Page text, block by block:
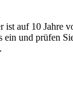
ist auf 10 Jahre
ein und prüfen